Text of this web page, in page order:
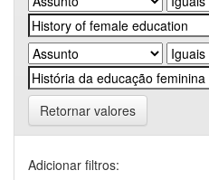
Retornar valores
Adicionar filtros: